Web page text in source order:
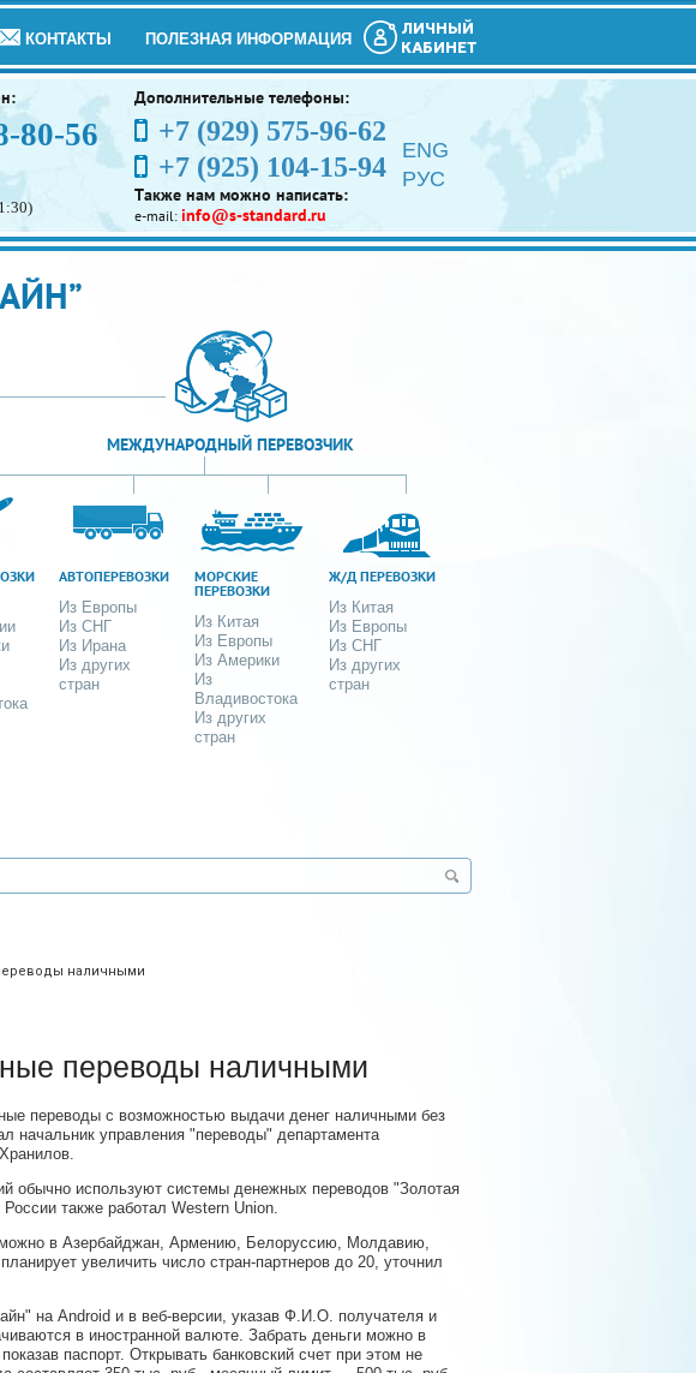
КОНТАКТЫ ПОЛЕЗНАЯ ИНФОРМАЦИЯ
ЛИЧНЫЙ
КАБИНЕТ
80-56
Дополнительные телефоны:
+7 (929) 575-96-62
+7 (925) 104-15-94
Также нам можно написать:
e-mail: info@s-standard.ru
ENG
РУС
МЕЖДУНАРОДНЫЙ ПЕРЕВОЗЧИК
АВТОПЕРЕВОЗКИ
Из Европы
Из СНГ
Из Ирана
Из других
стран
МОРСКИЕ
ПЕРЕВОЗКИ
Из Китая
Из Европы
Из Америки
Из
Владивостока
Из других
стран
Ж/Д ПЕРЕВОЗКИ
Из Китая
Из Европы
Из СНГ
Из других
стран
наличными
переводы наличными
переводы с возможностью выдачи денег наличными без
начальник управления "переводы" департамента
обычно используют системы денежных переводов "Золотая
также работал Western Union.
можно в Азербайджан, Армению, Белоруссию, Молдавию,
увеличить число стран-партнеров до 20, уточнил
на Android и в веб-версии, указав Ф.И.О. получателя и
в иностранной валюте. Забрать деньги можно в
паспорт. Открывать банковский счет при этом не